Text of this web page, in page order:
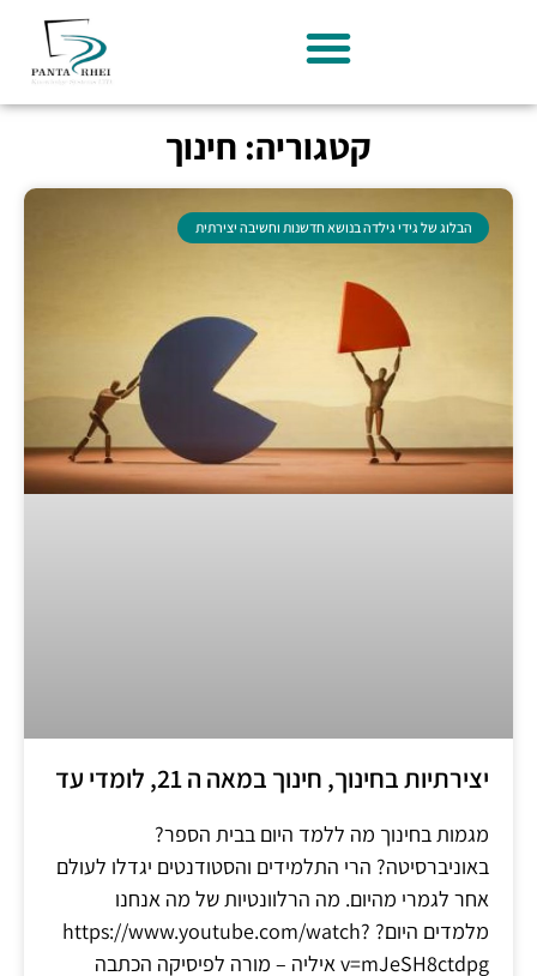
קטגוריה: חינוך
הבלוג של גידי גילדה בנושא חדשנות וחשיבה יצירתית
יצירתיות בחינוך, חינוך במאה ה 21, לומדי עד
מגמות בחינוך מה ללמד היום בבית הספר?
באוניברסיטה? הרי התלמידים והסטודנטים יגדלו לעולם
אחר לגמרי מהיום. מה הרלוונטיות של מה אנחנו
מלמדים היום? https://www.youtube.com/watch?
v=mJeSH8ctdpg איליה – מורה לפיסיקה הכתבה